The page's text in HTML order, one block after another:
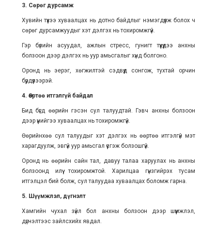
3. Сөрөг дурсамж
Хувийн түүхээ хуваалцах нь дотно байдлыг нэмэгдүүлж болох ч
сөрөг дурсамжуудыг хэт дэлгэх нь тохиромжгүй.
Гэр бүлийн асуудал, ажлын стресс, гунигт түүхүүдээ анхны
болзоон дээр дэлгэх нь уур амьсгалыг хүнд болгоно.
Оронд нь эерэг, хөгжилтэй сэдвүүд сонгож, тухтай орчин
бүрдүүлээрэй.
4. Өөртөө итгэлгүй байдал
Бид бүгд өөрийн гэсэн сул талуудтай. Гэвч анхны болзоон
дээр үүнийгээ хуваалцах нь тохиромжгүй.
Өөрийнхөө сул талуудыг хэт дэлгэх нь өөртөө итгэлгүй мэт
харагдуулж, эвгүй уур амьсгал үүсгэж болзошгүй.
Оронд нь өөрийн сайн тал, давуу талаа харуулах нь анхны
болзоонд илүү тохиромжтой. Харилцаа гүнзгийрэх тусам
итгэлцэл бий болж, сул талуудаа хуваалцах боломж гарна.
5. Шүүмжлэл, дүгнэлт
Хамгийн чухал зүйл бол анхны болзоон дээр шүүмжлэл,
дүгнэлтээс зайлсхийх явдал.